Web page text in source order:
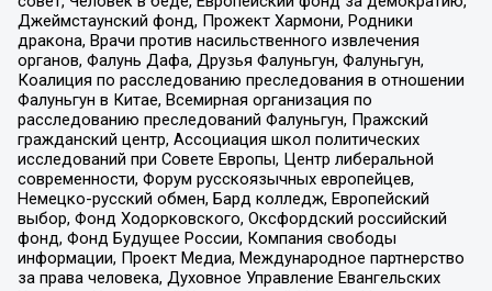
Джеймстаунский фонд, Прожект Хармони, Родники
дракона, Врачи против насильственного извлечения
органов, Фалунь Дафа, Друзья Фалуньгун, Фалуньгун,
Коалиция по расследованию преследования в отношении
Фалуньгун в Китае, Всемирная организация по
расследованию преследований Фалуньгун, Пражский
гражданский центр, Ассоциация школ политических
исследований при Совете Европы, Центр либеральной
современности, Форум русскоязычных европейцев,
Немецко-русский обмен, Бард колледж, Европейский
выбор, Фонд Ходорковского, Оксфордский российский
фонд, Фонд Будущее России, Компания свободы
информации, Проект Медиа, Международное партнерство
за права человека, Духовное Управление Евангельских